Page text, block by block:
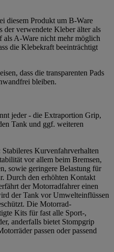
diesem Produkt um B-Ware
der verwendete Kleber älter als
als A-Ware nicht mehr möglich
die Klebekraft beeinträchtigt
dass die transparenten Pads
bleiben.
jeder - die Extraportion Grip,
Tank und ggf. weiteren
Kurvenfahrverhalten
vor allem beim Bremsen,
sowie geringere Belastung für
Durch den erhöhten Kontakt
der Motorradfahrer einen
der Tank vor Umwelteinflüssen
Die Motorrad-
Kits für fast alle Sport-,
anderfalls bietet Stompgrip
passen oder passend